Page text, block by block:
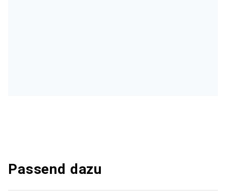
Passend dazu